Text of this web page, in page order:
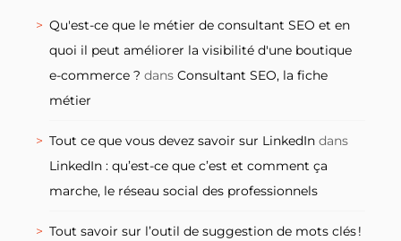
Qu'est-ce que le métier de consultant SEO et en
quoi il peut améliorer la visibilité d'une boutique
e-commerce ? dans Consultant SEO, la fiche
métier
Tout ce que vous devez savoir sur LinkedIn dans
LinkedIn : qu’est-ce que c’est et comment ça
marche, le réseau social des professionnels
Tout savoir sur l’outil de suggestion de mots clés !